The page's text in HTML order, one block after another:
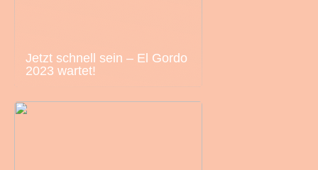
Jetzt schnell sein – El Gordo
2023 wartet!